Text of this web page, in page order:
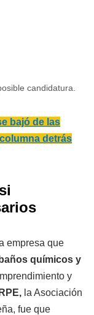
candidatura.
bajó de las
detrás
empresa que
químicos y
y
la Asociación
fue que